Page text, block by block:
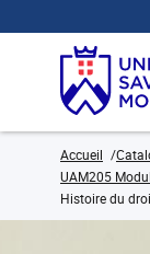
Accueil
UAM205
Histoire du